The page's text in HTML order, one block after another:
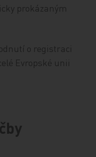
prokázaným
o registraci
Evropské unii